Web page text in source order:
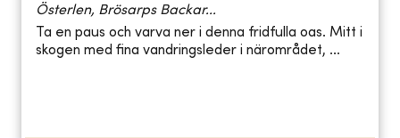
Österlen, Brösarps Backar...
Ta en paus och varva ner i denna fridfulla oas. Mitt i
skogen med fina vandringsleder i närområdet, ...